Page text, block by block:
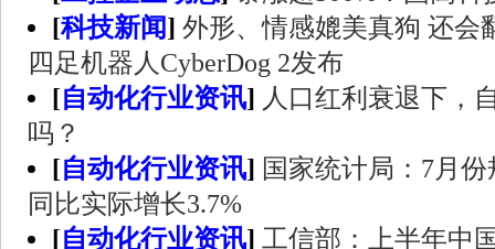
[科技新闻] 外形、情感媲美真狗 还会
四足机器人CyberDog 2发布
[自动化行业资讯] 人口红利衰退下，
吗？
[自动化行业资讯] 国家统计局：7月
同比实际增长3.7%
[自动化行业资讯] 工信部：上半年中